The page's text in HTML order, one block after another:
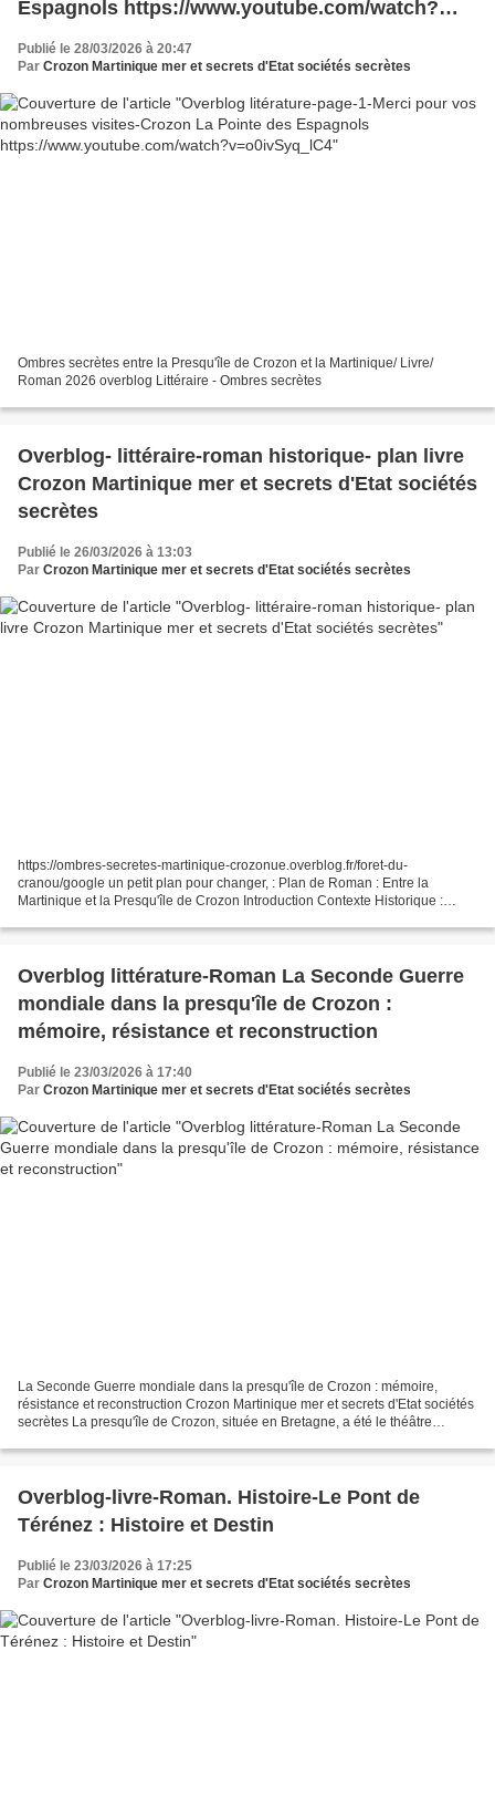
Espagnols https://www.youtube.com/watch?
v=o0ivSyq_lC4
Publié le 28/03/2026 à 20:47
Par Crozon Martinique mer et secrets d'Etat sociétés secrètes
Ombres secrètes entre la Presqu'île de Crozon et la Martinique/ Livre/
Roman 2026 overblog Littéraire - Ombres secrètes
Overblog- littéraire-roman historique- plan livre
Crozon Martinique mer et secrets d'Etat sociétés
secrètes
Publié le 26/03/2026 à 13:03
Par Crozon Martinique mer et secrets d'Etat sociétés secrètes
https://ombres-secretes-martinique-crozonue.overblog.fr/foret-du-
cranou/google un petit plan pour changer, : Plan de Roman : Entre la
Martinique et la Presqu'île de Crozon Introduction Contexte Historique :
Overblog littérature-Roman La Seconde Guerre
mondiale dans la presqu'île de Crozon :
mémoire, résistance et reconstruction
Publié le 23/03/2026 à 17:40
Par Crozon Martinique mer et secrets d'Etat sociétés secrètes
La Seconde Guerre mondiale dans la presqu'île de Crozon : mémoire,
résistance et reconstruction Crozon Martinique mer et secrets d'Etat sociétés
secrètes La presqu'île de Crozon, située en Bretagne, a été le théâtre
Overblog-livre-Roman. Histoire-Le Pont de
Térénez : Histoire et Destin
Publié le 23/03/2026 à 17:25
Par Crozon Martinique mer et secrets d'Etat sociétés secrètes